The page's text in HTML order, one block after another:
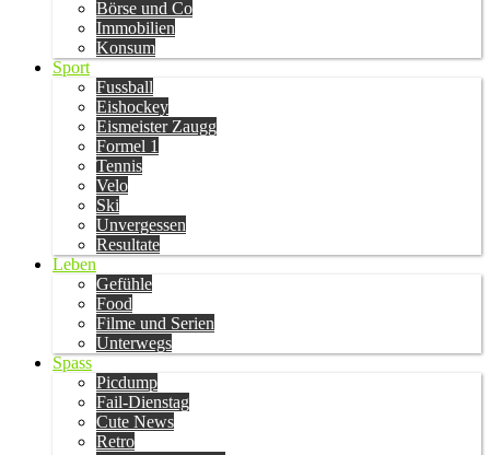
Börse und Co
Immobilien
Konsum
Sport
Fussball
Eishockey
Eismeister Zaugg
Formel 1
Tennis
Velo
Ski
Unvergessen
Resultate
Leben
Gefühle
Food
Filme und Serien
Unterwegs
Spass
Picdump
Fail-Dienstag
Cute News
Retro